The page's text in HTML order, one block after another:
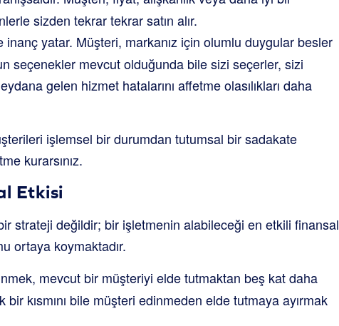
sizden tekrar tekrar satın alır.
inanç yatar. Müşteri, markanız için olumlu duygular besler
seçenekler mevcut olduğunda bile sizi seçerler, sizi
gelen hizmet hatalarını affetme olasılıkları daha
işlemsel bir durumdan tutumsal bir sadakate
kurarsınız.
Etkisi
strateji değildir; bir işletmenin alabileceği en etkili finansal
ortaya koymaktadır.
mevcut bir müşteriyi elde tutmaktan beş kat daha
kısmını bile müşteri edinmeden elde tutmaya ayırmak